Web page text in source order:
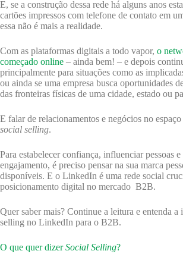
E, se a construção dessa rede há alguns anos
cartões impressos com telefone de contato em
essa não é mais a realidade.
Com as plataformas digitais a todo vapor, o
começado online – ainda bem! – e depois
principalmente para situações como as
ou ainda se uma empresa busca oportunidades
das fronteiras físicas de uma cidade, estado ou
E falar de relacionamentos e negócios no
social selling.
Para estabelecer confiança, influenciar pessoas
engajamento, é preciso pensar na sua marca
disponíveis. E o LinkedIn é uma rede social
posicionamento digital no mercado B2B.
Quer saber mais? Continue a leitura e entenda a
selling no LinkedIn para o B2B.
O que quer dizerSocial Selling?